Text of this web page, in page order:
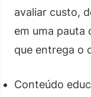
avaliar custo,
em uma pauta
que entrega o
Conteúdo